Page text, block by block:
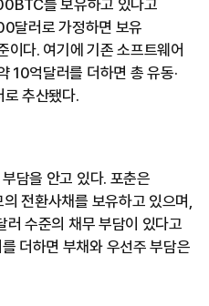
를 보유하고 있다고
달러로 가정하면 보유
이다. 여기에 기존 소프트웨어
10억달러를 더하면 총 유동·
추산됐다.
담을 안고 있다. 포춘은
전환사채를 보유하고 있으며,
수준의 채무 부담이 있다고
더하면 부채와 우선주 부담은